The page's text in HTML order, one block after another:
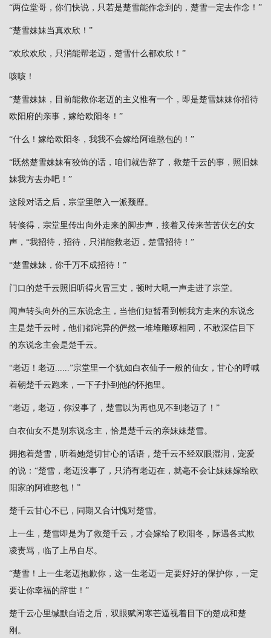
“两位堂哥，你们快说，只若是楚雪能作念到的，楚雪一定去作念！”
“楚雪妹妹当真欢欣！”
“欢欣欢欣，只消能帮老迈，楚雪什么都欢欣！”
咳咳！
“楚雪妹妹，目前能救你老迈的主义惟有一个，即是楚雪妹妹你招待
欧阳府的亲事，嫁给欧阳冬！”
“什么！嫁给欧阳冬，我我不会嫁给阿谁憨包的！”
“既然楚雪妹妹有狡饰的话，咱们就告辞了，救楚千云的事，照旧妹
妹我方去办吧！”
这段对话之后，宗堂里堕入一派颓靡。
转倏得，宗堂里传出向外走来的脚步声，接着又传来苦苦伏乞的女
声，“我招待，招待，只消能救老迈，楚雪招待！”
“楚雪妹妹，你千万不成招待！”
门口的楚千云照旧听得火冒三丈，顿时大吼一声走进了宗堂。
闻声转头向外的三东说念主，当他们短暂看到朝我方走来的东说念
主是楚千云时，他们都诧异的俨然一堆堆雕琢相同，不敢深信目下
的东说念主会是楚千云。
“老迈！老迈......”宗堂里一个犹如白衣仙子一般的仙女，甘心的呼喊
着朝楚千云跑来，一下子扑到他的怀抱里。
“老迈，老迈，你没事了，楚雪以为再也见不到老迈了！”
白衣仙女不是别东说念主，恰是楚千云的亲妹妹楚雪。
拥抱着楚雪，听着她楚切甘心的话语，楚千云不经双眼湿润，宠爱
的说：“楚雪，老迈没事了，只消有老迈在，就毫不会让妹妹嫁给欧
阳家的阿谁憨包！”
楚千云甘心不已，同期又合计愧对楚雪。
上一生，楚雪即是为了救楚千云，才会嫁给了欧阳冬，际遇各式欺
凌责骂，临了上吊自尽。
“楚雪！上一生老迈抱歉你，这一生老迈一定要好好的保护你，一定
要让你幸福的辞世！”
楚千云心里缄默自语之后，双眼赋闲寒芒逼视着目下的楚成和楚
刚。